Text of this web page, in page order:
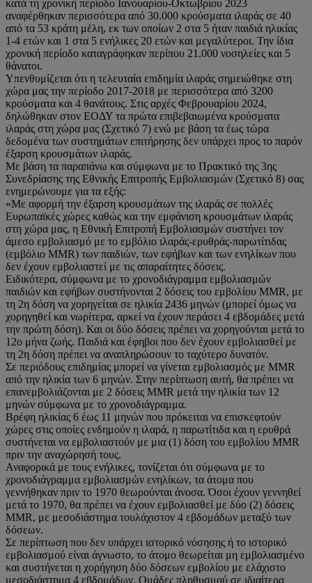
κατά τη χρονική περίοδο Ιανουαρίου-Οκτωβρίου 2023
αναφέρθηκαν περισσότερα από 30.000 κρούσματα ιλαράς σε 40
από τα 53 κράτη μέλη, εκ των οποίων 2 στα 5 ήταν παιδιά ηλικίας
1-4 ετών και 1 στα 5 ενήλικες 20 ετών και μεγαλύτεροι. Την ίδια
χρονική περίοδο καταγράφηκαν περίπου 21.000 νοσηλείες και 5
θάνατοι.
Υπενθυμίζεται ότι η τελευταία επιδημία ιλαράς σημειώθηκε στη
χώρα μας την περίοδο 2017-2018 με περισσότερα από 3200
κρούσματα και 4 θανάτους. Στις αρχές Φεβρουαρίου 2024,
δηλώθηκαν στον ΕΟΔΥ τα πρώτα επιβεβαιωμένα κρούσματα
ιλαράς στη χώρα μας (Σχετικό 7) ενώ με βάση τα έως τώρα
δεδομένα των συστημάτων επιτήρησης δεν υπάρχει προς το παρόν
έξαρση κρουσμάτων ιλαράς.
Με βάση τα παραπάνω και σύμφωνα με το Πρακτικό της 3ης
Συνεδρίασης της Εθνικής Επιτροπής Εμβολιασμών (Σχετικό 8) σας
ενημερώνουμε για τα εξής:
«Με αφορμή την έξαρση κρουσμάτων της ιλαράς σε πολλές
Ευρωπαϊκές χώρες καθώς και την εμφάνιση κρουσμάτων ιλαράς
στη χώρα μας, η Εθνική Επιτροπή Εμβολιασμών συστήνει τον
άμεσο εμβολιασμό με το εμβόλιο ιλαράς-ερυθράς-παρωτίτιδας
(εμβόλιο MMR) των παιδιών, των εφήβων και των ενηλίκων που
δεν έχουν εμβολιαστεί με τις απαραίτητες δόσεις.
Ειδικότερα, σύμφωνα με το χρονοδιάγραμμα εμβολιασμών
παιδιών και εφήβων συστήνονται 2 δόσεις του εμβολίου MMR, με
τη 2η δόση να χορηγείται σε ηλικία 2436 μηνών (μπορεί όμως να
χορηγηθεί και νωρίτερα, αρκεί να έχουν περάσει 4 εβδομάδες μετά
την πρώτη δόση). Και οι δύο δόσεις πρέπει να χορηγούνται μετά το
12ο μήνα ζωής. Παιδιά και έφηβοι που δεν έχουν εμβολιασθεί με
τη 2η δόση πρέπει να αναπληρώσουν το ταχύτερο δυνατόν.
Σε περιόδους επιδημίας μπορεί να γίνεται εμβολιασμός με MMR
από την ηλικία των 6 μηνών. Στην περίπτωση αυτή, θα πρέπει να
επανεμβολιάζονται με 2 δόσεις MMR μετά την ηλικία των 12
μηνών σύμφωνα με το χρονοδιάγραμμα.
Βρέφη ηλικίας 6 έως 11 μηνών που πρόκειται να επισκεφτούν
χώρες στις οποίες ενδημούν η ιλαρά, η παρωτίτιδα και η ερυθρά
συστήνεται να εμβολιαστούν με μια (1) δόση του εμβολίου MMR
πριν την αναχώρησή τους.
Αναφορικά με τους ενήλικες, τονίζεται ότι σύμφωνα με το
χρονοδιάγραμμα εμβολιασμών ενηλίκων, τα άτομα που
γεννήθηκαν πριν το 1970 θεωρούνται άνοσα. Όσοι έχουν γεννηθεί
μετά το 1970, θα πρέπει να έχουν εμβολιασθεί με δύο (2) δόσεις
MMR, με μεσοδιάστημα τουλάχιστον 4 εβδομάδων μεταξύ των
δόσεων.
Σε περίπτωση που δεν υπάρχει ιστορικό νόσησης ή το ιστορικό
εμβολιασμού είναι άγνωστο, το άτομο θεωρείται μη εμβολιασμένο
και συστήνεται η χορήγηση δύο δόσεων εμβολίου με ελάχιστο
μεσοδιάστημα 4 εβδομάδων. Ομάδες πληθυσμού σε ιδιαίτερα